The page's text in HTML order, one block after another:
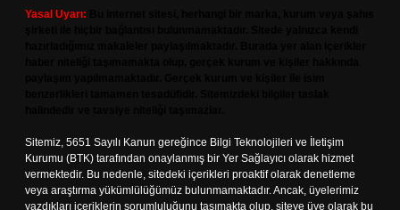
Yasal Uyarı:
Sitemiz, 5651 Sayılı Kanun gereğince Bilgi Teknolojileri ve İletişim
Kurumu (BTK) tarafından onaylanmış bir Yer Sağlayıcı olarak hizmet
vermektedir. Bu nedenle, sitedeki içerikleri proaktif olarak denetleme
veya araştırma yükümlülüğümüz bulunmamaktadır. Ancak, üyelerimiz
yazdıkları içeriklerin sorumluluğunu taşımakta olup, siteye üye olarak bu